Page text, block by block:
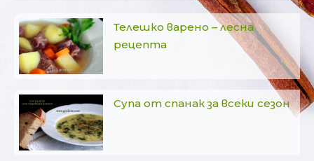
Телешко варено – лесна
рецепта
Супа от спанак за всеки сезон